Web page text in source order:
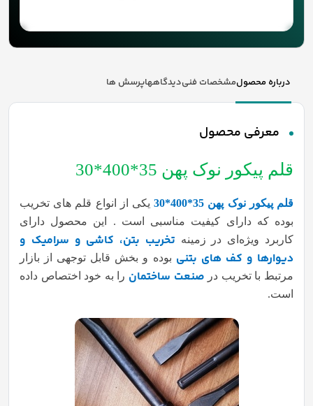
درباره محصولمشخصات فنیدیدگاههاپرسش ها
معرفی محصول
قلم پیکور نوک پهن 35*400*30
قلم پیکور نوک پهن 35*400*30
یکی از انواع قلم های تخریب
بوده که دارای کیفیت مناسبی است . این محصول دارای
کاربرد ویژه‌ای در زمینه تخریب بتن، کاشی و سرامیک و
دیوارها و کف های بتنی بوده و بخش قابل توجهی از بازار
مرتبط با تخریب در صنعت ساختمان را به خود اختصاص داده
است.